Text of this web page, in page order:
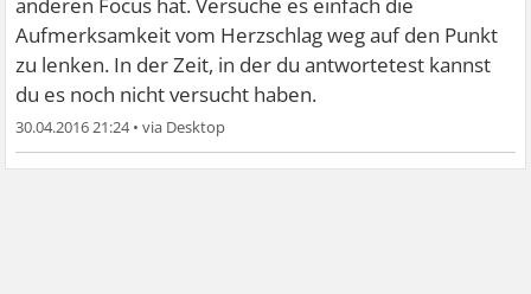
anderen Focus hat. Versuche es einfach die
Aufmerksamkeit vom Herzschlag weg auf den Punkt
zu lenken. In der Zeit, in der du antwortetest kannst
du es noch nicht versucht haben.
30.04.2016 21:24•